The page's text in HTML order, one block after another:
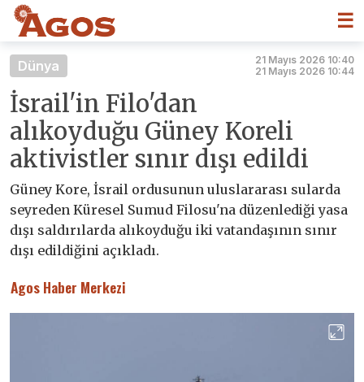
☰
Dünya
21 Mayıs 2026 10:40
21 Mayıs 2026 10:44
İsrail'in Filo'dan
alıkoyduğu Güney Koreli
aktivistler sınır dışı edildi
Güney Kore, İsrail ordusunun uluslararası sularda
seyreden Küresel Sumud Filosu'na düzenlediği yasa
dışı saldırılarda alıkoyduğu iki vatandaşının sınır
dışı edildiğini açıkladı.
Agos Haber Merkezi